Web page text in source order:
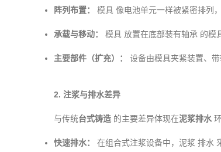
阵列布置： 模具 像电池单元一样被紧密排列
承载与移动： 模具 放置在底部装有轴承 的模
主要部件（扩充）： 设备由模具夹紧装置、
2. 注浆与排水差异
与传统台式铸造 的主要差异体现在泥浆排水
快速排水： 在组合式注浆设备中，泥浆 排水